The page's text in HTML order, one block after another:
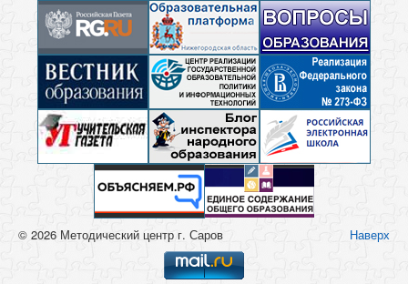
Наверх
© 2026 Методический центр г. Саров